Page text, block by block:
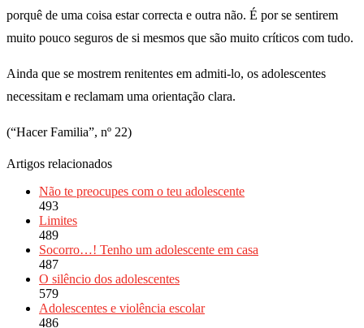
porquê de uma coisa estar correcta e outra não. É por se sentirem
muito pouco seguros de si mesmos que são muito críticos com tudo.
Ainda que se mostrem renitentes em admiti-lo, os adolescentes
necessitam e reclamam uma orientação clara.
(“Hacer Familia”, nº 22)
Artigos relacionados
Não te preocupes com o teu adolescente
493
Limites
489
Socorro…! Tenho um adolescente em casa
487
O silêncio dos adolescentes
579
Adolescentes e violência escolar
486